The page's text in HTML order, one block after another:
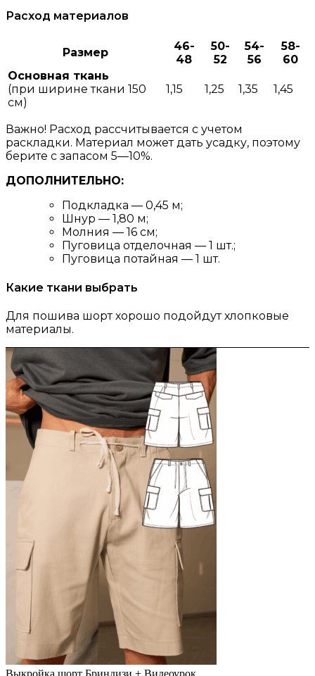
Расход материалов
Размер
46-
48
50-
52
54-
56
58-
60
Основная ткань
(при ширине ткани 150
см)
1,15 1,25 1,35 1,45
Важно! Расход рассчитывается с учетом
раскладки. Материал может дать усадку, поэтому
берите с запасом 5—10%.
ДОПОЛНИТЕЛЬНО:
Подкладка — 0,45 м;
Шнур — 1,80 м;
Молния — 16 см;
Пуговица отделочная — 1 шт.;
Пуговица потайная — 1 шт.
Какие ткани выбрать
Для пошива шорт хорошо подойдут хлопковые
материалы.
Выкройка шорт Бриндизи + Видеоурок